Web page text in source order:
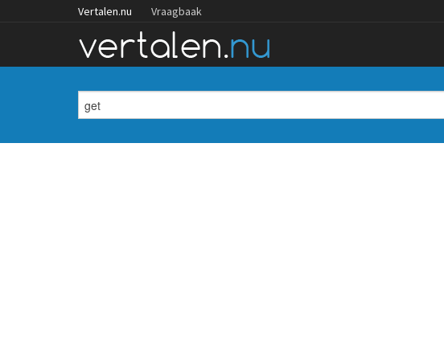
Vertalen.nu Vraagbaak